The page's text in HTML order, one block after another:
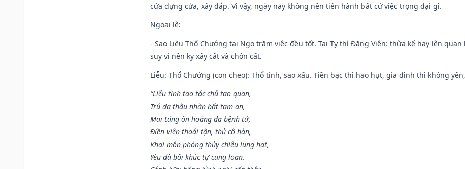
cửa dựng cửa, xây đắp. Vì vậy, ngày nay không nên tiến hành bất cứ việc trọng đại gì.
Ngoại lệ:
- Sao Liễu Thổ Chướng tại Ngọ trăm việc đều tốt. Tại Tỵ thì Đăng Viên: thừa kế hay lên
suy vi nên kỵ xây cất và chôn cất.
Liễu: Thổ Chướng (con cheo): Thổ tinh, sao xấu. Tiền bạc thì hao hụt, gia đình thì không
“Liễu tinh tạo tác chủ tao quan,
Trú dạ thâu nhàn bất tạm an,
Mai táng ôn hoàng đa bệnh tử,
Điền viên thoái tận, thủ cô hàn,
Khai môn phóng thủy chiêu lung hạt,
Yêu đà bối khúc tự cung loan.